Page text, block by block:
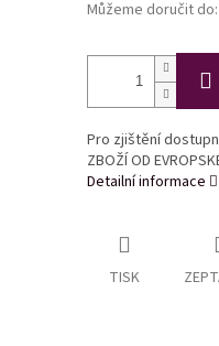
Můžeme doručit do:
Pro zjištění
ZBOŽÍ OD
Detailní informace
TISK